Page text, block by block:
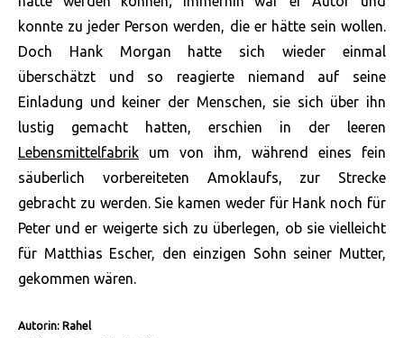
konnte zu jeder Person werden, die er hätte sein wollen.
Doch Hank Morgan hatte sich wieder einmal
überschätzt und so reagierte niemand auf seine
Einladung und keiner der Menschen, sie sich über ihn
lustig gemacht hatten, erschien in der leeren
Lebensmittelfabrik um von ihm, während eines fein
säuberlich vorbereiteten Amoklaufs, zur Strecke
gebracht zu werden. Sie kamen weder für Hank noch für
Peter und er weigerte sich zu überlegen, ob sie vielleicht
für Matthias Escher, den einzigen Sohn seiner Mutter,
gekommen wären.
Autorin: Rahel